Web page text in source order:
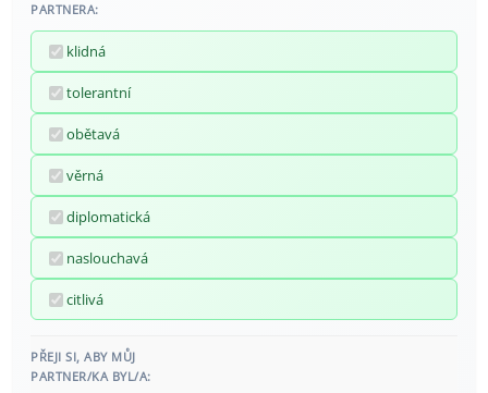
PARTNERA:
klidná
tolerantní
obětavá
věrná
diplomatická
naslouchavá
citlivá
PŘEJI SI, ABY MŮJ
PARTNER/KA BYL/A: